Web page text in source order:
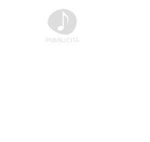
TALENT SHOW